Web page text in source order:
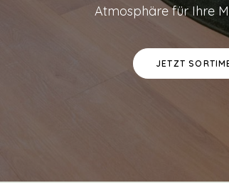
Atmosphäre für Ihre
JETZT